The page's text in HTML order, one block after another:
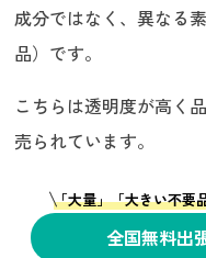
成分ではなく、異なる
品）です。
こちらは透明度が高く
売られています。
「大量」「大きい不要
全国無料出